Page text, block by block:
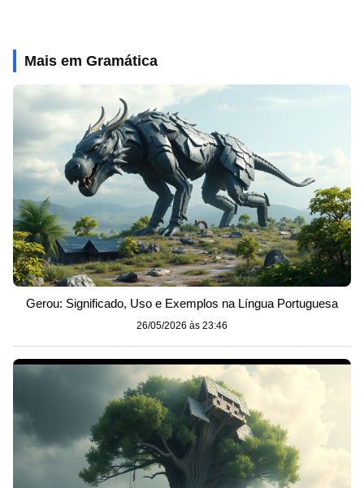
Mais em Gramática
Gerou: Significado, Uso e Exemplos na Língua Portuguesa
26/05/2026 às 23:46